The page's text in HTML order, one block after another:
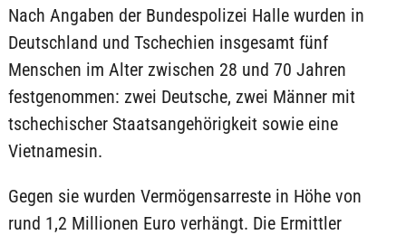
Nach Angaben der Bundespolizei Halle wurden in
Deutschland und Tschechien insgesamt fünf
Menschen im Alter zwischen 28 und 70 Jahren
festgenommen: zwei Deutsche, zwei Männer mit
tschechischer Staatsangehörigkeit sowie eine
Vietnamesin.
Gegen sie wurden Vermögensarreste in Höhe von
rund 1,2 Millionen Euro verhängt. Die Ermittler